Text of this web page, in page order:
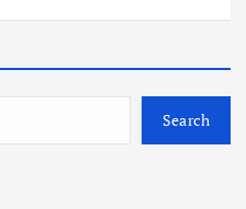
Search